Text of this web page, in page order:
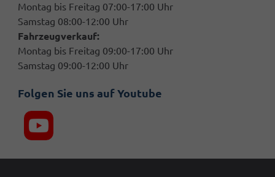
Montag bis Freitag 07:00-17:00 Uhr
Samstag 08:00-12:00 Uhr
Fahrzeugverkauf:
Montag bis Freitag 09:00-17:00 Uhr
Samstag 09:00-12:00 Uhr
Folgen Sie uns auf Youtube